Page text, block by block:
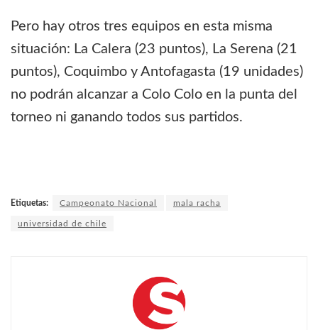
Pero hay otros tres equipos en esta misma
situación: La Calera (23 puntos), La Serena (21
puntos), Coquimbo y Antofagasta (19 unidades)
no podrán alcanzar a Colo Colo en la punta del
torneo ni ganando todos sus partidos.
Etiquetas: Campeonato Nacional mala racha
universidad de chile